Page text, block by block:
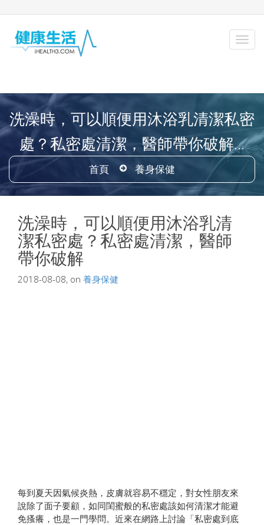
洗澡時，可以順便用沐浴乳清潔私密
處？私密處清潔，醫師帶你破解...
首頁 養身保健
洗澡時，可以順便用沐浴乳清
潔私密處？私密處清潔，醫師
帶你破解
2018-08-08, on 養身保健
每到夏天因氣候炎熱，皮膚就容易不穩定，對女性朋友來
說除了面子要顧，如同閨蜜般的私密處該如何清潔才能避
免搔癢，也是一門學問。近來在網路上討論「私密處到底